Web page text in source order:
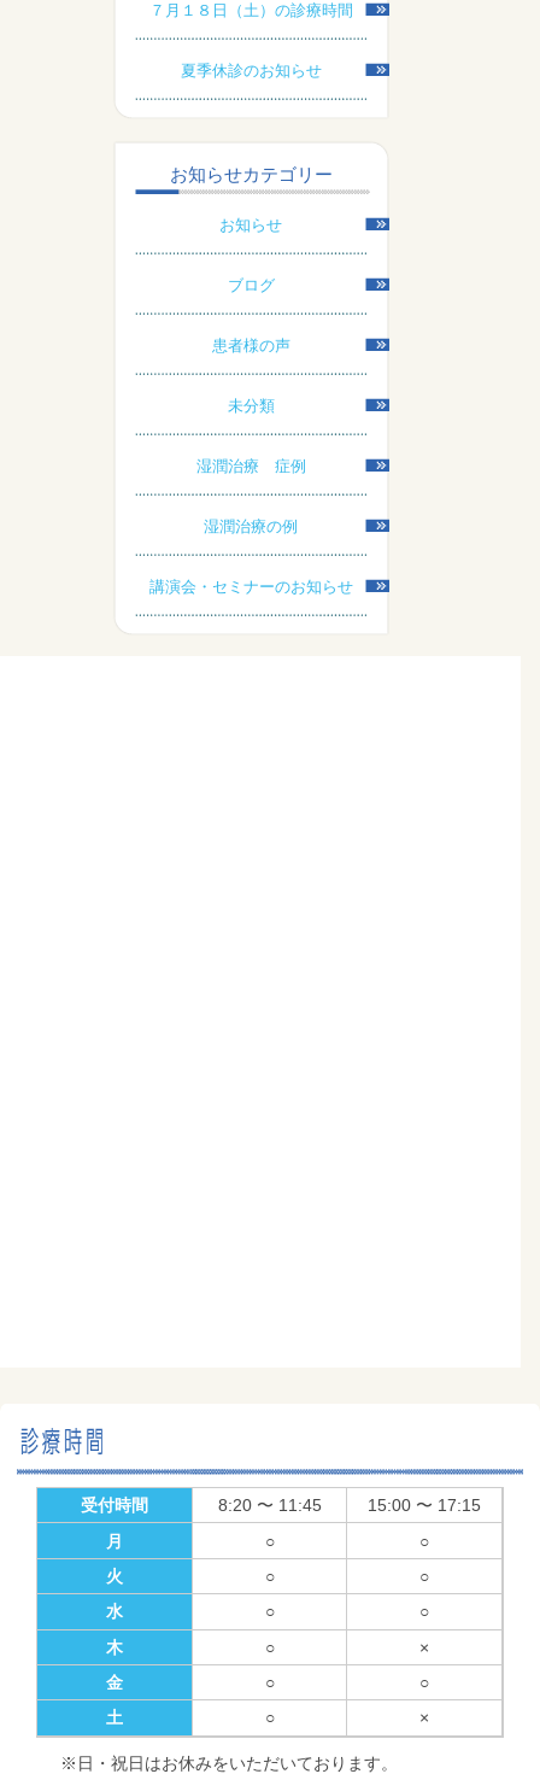
７月１８日（土）の診療時間
夏季休診のお知らせ
お知らせカテゴリー
お知らせ
ブログ
患者様の声
未分類
湿潤治療 症例
湿潤治療の例
講演会・セミナーのお知らせ
受付時間
月
火
水
木
金
土
8:20 〜 11:45
○
○
○
○
○
○
15:00 〜 17:15
○
○
○
×
○
×
※日・祝日はお休みをいただいております。